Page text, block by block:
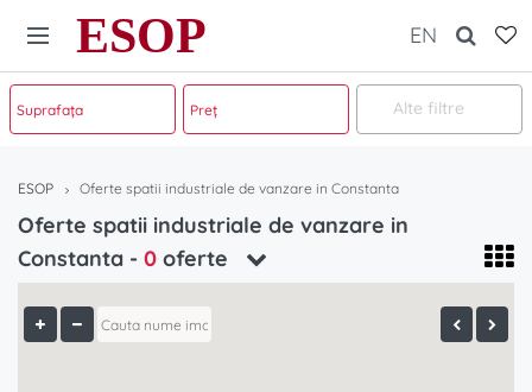
ESOP EN
Alte filtre
ESOP Oferte spatii industriale de vanzare in Constanta
Oferte spatii industriale de vanzare in
Constanta - 0 oferte